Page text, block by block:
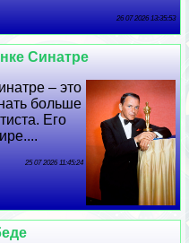
26 07 2026 13:35:53
Синатре
– это
больше
Его
25 07 2026 11:45:24